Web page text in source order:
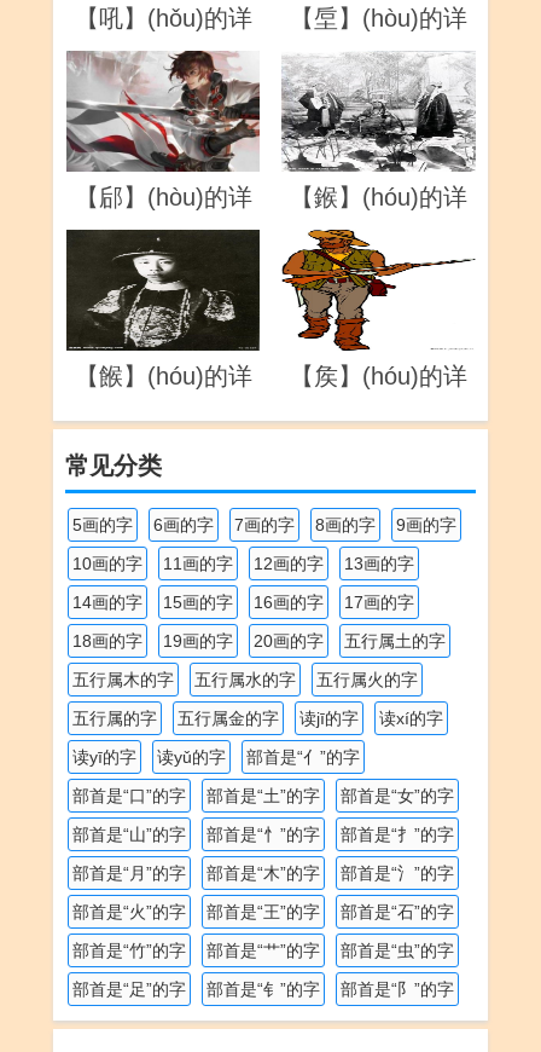
【吼】(hǒu)的详
解
【垕】(hòu)的详
解
【郈】(hòu)的详
解
【鍭】(hóu)的详
【餱】(hóu)的详
【矦】(hóu)的详
常见分类
5画的字 6画的字 7画的字 8画的字
9画的字
10画的字
11画的字 12画的字
13画的字
14画的字
15画的字 16画的字
17画的字
18画的字
19画的字 20画的字
五行属土的字
五行属木的字
五行属水的字
五行属火的字
五行属的字
五行属金的字 读jī的字
读xí的字
读yī的字
读yǔ的字
部首是“亻”的字
部首是“口”的字
部首是“土”的字
部首是“女”的字
部首是“山”的字
部首是“忄”的字
部首是“扌”的字
部首是“月”的字
部首是“木”的字
部首是“氵”的字
部首是“火”的字
部首是“王”的字
部首是“石”的字
部首是“竹”的字
部首是“艹”的字
部首是“虫”的字
部首是“足”的字
部首是“钅”的字 部首是“阝”的字